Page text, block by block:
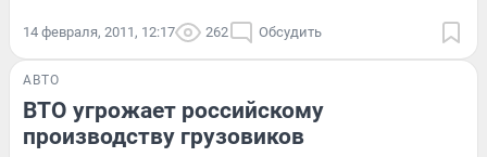
14 февраля, 2011, 12:17 262 Обсудить
АВТО
ВТО угрожает российскому
производству грузовиков